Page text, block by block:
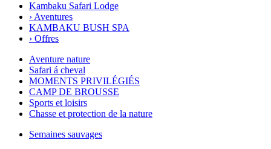
Kambaku Safari Lodge
› Aventures
KAMBAKU BUSH SPA
› Offres
Aventure nature
Safari á cheval
MOMENTS PRIVILÉGIÉS
CAMP DE BROUSSE
Sports et loisirs
Chasse et protection de la nature
Semaines sauvages